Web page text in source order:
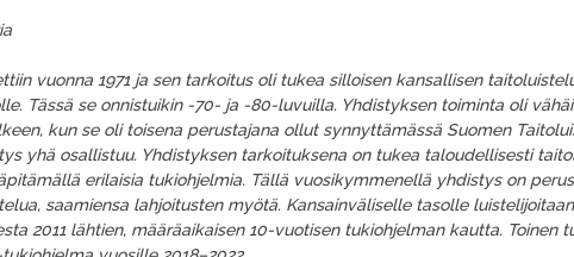
vuonna 1971 ja sen tarkoitus oli tukea silloisen kansallisen
Tässä se onnistuikin -70- ja -80-luvuilla. Yhdistyksen toiminta oli
kun se oli toisena perustajana ollut synnyttämässä Suomen
yhä osallistuu. Yhdistyksen tarkoituksena on tukea taloudellisesti
erilaisia tukiohjelmia. Tällä vuosikymmenellä yhdistys on
saamiensa lahjoitusten myötä. Kansainväliselle tasolle
2011 lähtien, määräaikaisen 10-vuotisen tukiohjelman kautta. Toinen